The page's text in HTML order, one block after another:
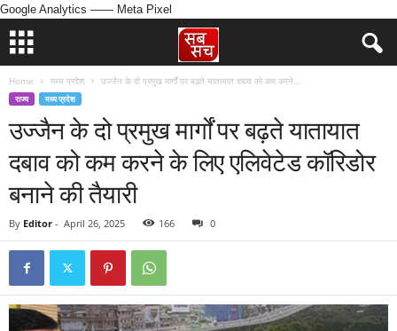
Google Analytics —— Meta Pixel
Home मध्य प्रदेश उज्जैन के दो प्रमुख मार्गों पर बढ़ते यातायात दबाव को कम करने...
राज्य मध्य प्रदेश
उज्जैन के दो प्रमुख मार्गों पर बढ़ते यातायात
दबाव को कम करने के लिए एलिवेटेड कॉरिडोर
बनाने की तैयारी
By Editor - April 26, 2025 166 0